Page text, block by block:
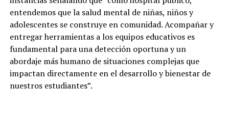
entendemos que la salud mental de niñas, niños y
adolescentes se construye en comunidad. Acompañar y
entregar herramientas a los equipos educativos es
fundamental para una detección oportuna y un
abordaje más humano de situaciones complejas que
impactan directamente en el desarrollo y bienestar de
nuestros estudiantes”.